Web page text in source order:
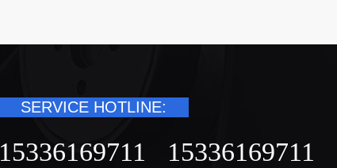
SERVICE HOTLINE:
15336169711 15336169711